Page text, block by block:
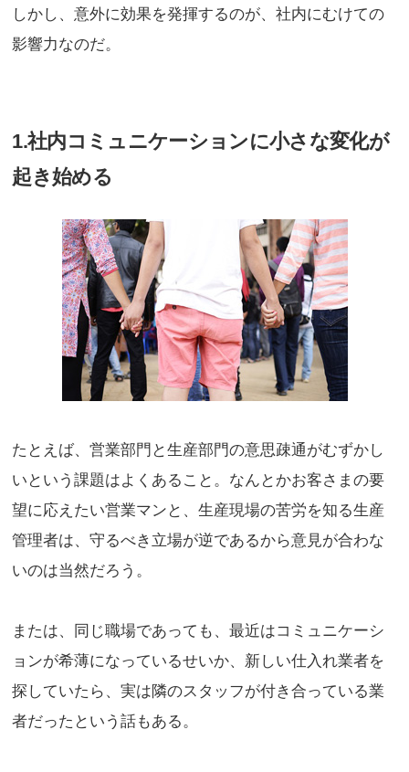
しかし、意外に効果を発揮するのが、社内にむけての
影響力なのだ。
1.社内コミュニケーションに小さな変化が
起き始める
たとえば、営業部門と生産部門の意思疎通がむずかし
いという課題はよくあること。なんとかお客さまの要
望に応えたい営業マンと、生産現場の苦労を知る生産
管理者は、守るべき立場が逆であるから意見が合わな
いのは当然だろう。
または、同じ職場であっても、最近はコミュニケーシ
ョンが希薄になっているせいか、新しい仕入れ業者を
探していたら、実は隣のスタッフが付き合っている業
者だったという話もある。